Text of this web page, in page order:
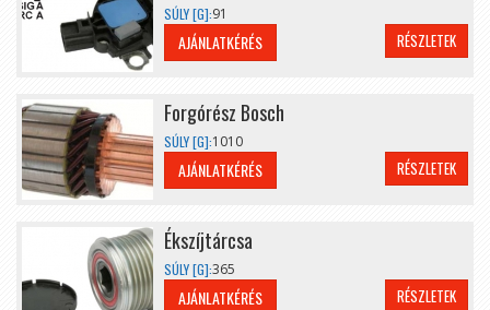
SÚLY [G]:91
AJÁNLATKÉRÉS RÉSZLETEK
Forgórész Bosch
SÚLY [G]:1010
AJÁNLATKÉRÉS RÉSZLETEK
Ékszíjtárcsa
SÚLY [G]:365
AJÁNLATKÉRÉS RÉSZLETEK